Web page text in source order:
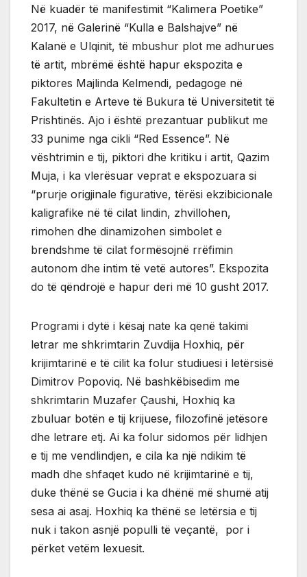
Në kuadër të manifestimit “Kalimera Poetike”
2017, në Galerinë “Kulla e Balshajve” në
Kalanë e Ulqinit, të mbushur plot me adhurues
të artit, mbrëmë është hapur ekspozita e
piktores Majlinda Kelmendi, pedagoge në
Fakultetin e Arteve të Bukura të Universitetit të
Prishtinës. Ajo i është prezantuar publikut me
33 punime nga cikli “Red Essence”. Në
vështrimin e tij, piktori dhe kritiku i artit, Qazim
Muja, i ka vlerësuar veprat e ekspozuara si
“prurje origjinale figurative, tërësi ekzibicionale
kaligrafike në të cilat lindin, zhvillohen,
rimohen dhe dinamizohen simbolet e
brendshme të cilat formësojnë rrëfimin
autonom dhe intim të vetë autores”. Ekspozita
do të qëndrojë e hapur deri më 10 gusht 2017.
Programi i dytë i kësaj nate ka qenë takimi
letrar me shkrimtarin Zuvdija Hoxhiq, për
krijimtarinë e të cilit ka folur studiuesi i letërsisë
Dimitrov Popoviq. Në bashkëbisedim me
shkrimtarin Muzafer Çaushi, Hoxhiq ka
zbuluar botën e tij krijuese, filozofinë jetësore
dhe letrare etj. Ai ka folur sidomos për lidhjen
e tij me vendlindjen, e cila ka një ndikim të
madh dhe shfaqet kudo në krijimtarinë e tij,
duke thënë se Gucia i ka dhënë më shumë atij
sesa ai asaj. Hoxhiq ka thënë se letërsia e tij
nuk i takon asnjë populli të veçantë, por i
përket vetëm lexuesit.